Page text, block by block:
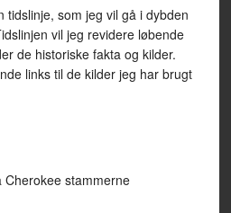
tidslinje, som jeg vil gå i dybden
vil jeg revidere løbende
de historiske fakta og kilder.
links til de kilder jeg har brugt
stammerne